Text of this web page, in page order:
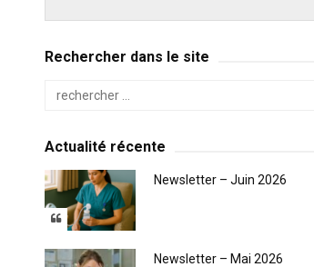
Rechercher dans le site
Actualité récente
Newsletter – Juin 2026
Newsletter – Mai 2026